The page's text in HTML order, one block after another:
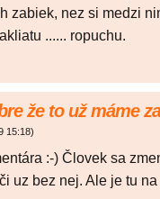
zabiek, nez si medzi
...... ropuchu.
že to už máme
15:18)
:-) Človek sa
uz bez nej. Ale je tu